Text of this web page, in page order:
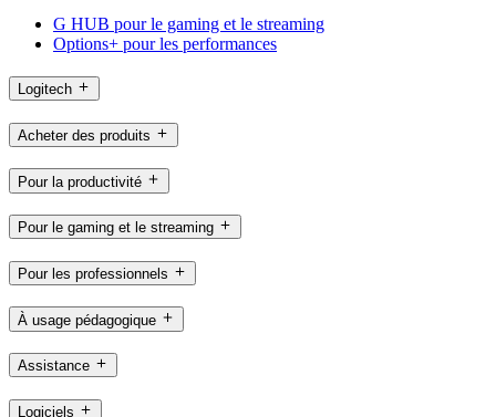
G HUB pour le gaming et le streaming
Options+ pour les performances
Logitech
Acheter des produits
Pour la productivité
Pour le gaming et le streaming
Pour les professionnels
À usage pédagogique
Assistance
Logiciels